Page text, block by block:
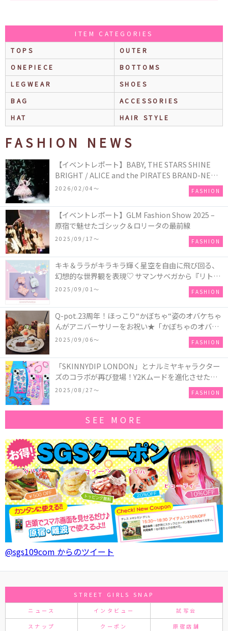
ITEM CATEGORIES
TOPS
OUTER
ONEPIECE
BOTTOMS
LEGWEAR
SHOES
BAG
ACCESSORIES
HAT
HAIR STYLE
FASHION NEWS
【イベントレポート】BABY, THE STARS SHINE
BRIGHT / ALICE and the PIRATES BRAND-NEW
COLLECTION in TOKYO
2026/02/04〜 FASHION
【イベントレポート】GLM Fashion Show 2025 –
原宿で魅せたゴシック＆ロリータの最前線
2025/09/17〜 FASHION
キキ＆ララがキラキラ輝く星空を自由に飛び回る、
幻想的な世界観を表現♡ サマンサベガから『リトル
ツインスターズ』50周年アニバーサリーイヤー』を
2025/09/01〜 FASHION
Q-pot.23周年！ほっこり“かぼちゃ“姿のオバケちゃ
んがアニバーサリーをお祝い★「かぼちゃのオバケ
ーキアクセサリー」が新発売！Q-pot CAFE.では
「かぼちゃのオバケーキプレート」も登場
2025/09/06〜 FASHION
「SKINNYDIP LONDON」とナルミヤキャラクター
ズのコラボが再び登場！Y2Kムードを進化させた新
作コレクションを発売♪
2025/08/27〜 FASHION
SEE MORE
@sgs109com からのツイート
STREET GIRLS SNAP
ニュース インタビュー 試写会
スナップ クーポン 原宿店舗